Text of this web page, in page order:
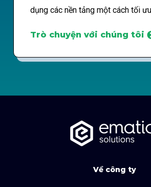
dụng các nền tảng một cách tối
Trò chuyện với chúng tôi
Về công ty